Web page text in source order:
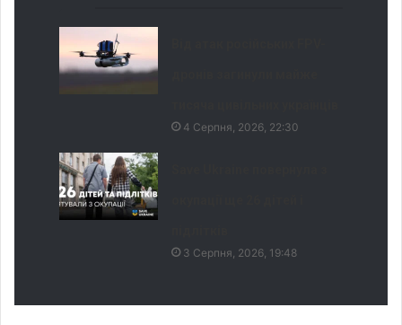
4 Серпня, 2026, 22:30
3 Серпня, 2026, 19:48